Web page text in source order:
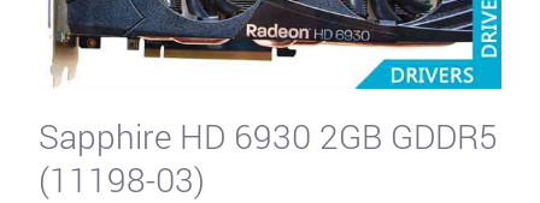
Sapphire HD 6930 2GB GDDR5
(11198-03)